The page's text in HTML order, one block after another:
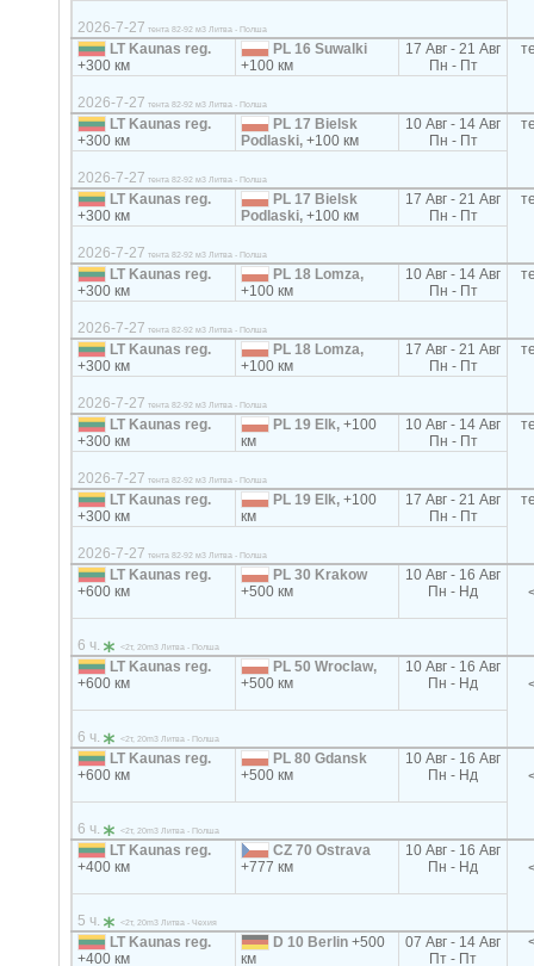
2026-7-27 тента 82-92 м3 Литва - Полша
LT Kaunas reg.
+300 км
PL 16 Suwalki
+100 км
17 Авг - 21 Авг
Пн - Пт
2026-7-27 тента 82-92 м3 Литва - Полша
LT Kaunas reg.
+300 км
PL 17 Bielsk
Podlaski,+100 км
10 Авг - 14 Авг
Пн - Пт
2026-7-27 тента 82-92 м3 Литва - Полша
LT Kaunas reg.
+300 км
PL 17 Bielsk
Podlaski,+100 км
17 Авг - 21 Авг
Пн - Пт
2026-7-27 тента 82-92 м3 Литва - Полша
LT Kaunas reg.
+300 км
PL 18 Lomza,
+100 км
10 Авг - 14 Авг
Пн - Пт
2026-7-27 тента 82-92 м3 Литва - Полша
LT Kaunas reg.
+300 км
PL 18 Lomza,
+100 км
17 Авг - 21 Авг
Пн - Пт
2026-7-27 тента 82-92 м3 Литва - Полша
LT Kaunas reg.
+300 км
PL 19 Elk,+100
км
10 Авг - 14 Авг
Пн - Пт
2026-7-27 тента 82-92 м3 Литва - Полша
LT Kaunas reg.
+300 км
PL 19 Elk,+100
км
17 Авг - 21 Авг
Пн - Пт
2026-7-27 тента 82-92 м3 Литва - Полша
LT Kaunas reg.
+600 км
PL 30 Krakow
+500 км
10 Авг - 16 Авг
Пн - Нд
6 ч. <2т, 20m3 Литва - Полша
LT Kaunas reg.
+600 км
PL 50 Wroclaw,
+500 км
10 Авг - 16 Авг
Пн - Нд
6 ч. <2т, 20m3 Литва - Полша
LT Kaunas reg.
+600 км
PL 80 Gdansk
+500 км
10 Авг - 16 Авг
Пн - Нд
6 ч. <2т, 20m3 Литва - Полша
LT Kaunas reg.
+400 км
CZ 70 Ostrava
+777 км
10 Авг - 16 Авг
Пн - Нд
5 ч. <2т, 20m3 Литва - Чехия
LT Kaunas reg.
+400 км
D 10 Berlin+500
км
07 Авг - 14 Авг
Пт - Пт